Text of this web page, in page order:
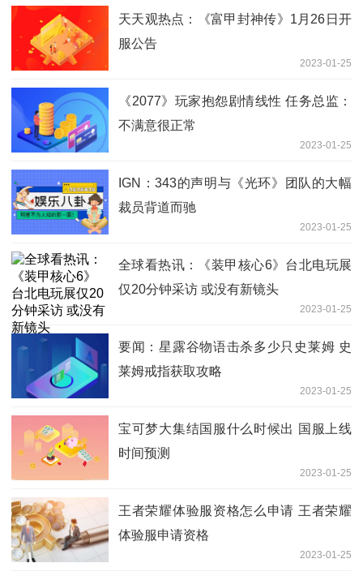
天天观热点：《富甲封神传》1月26日开
服公告
2023-01-25
《2077》玩家抱怨剧情线性 任务总监：
不满意很正常
2023-01-25
IGN：343的声明与《光环》团队的大幅
裁员背道而驰
2023-01-25
全球看热讯：《装甲核心6》台北电玩展
仅20分钟采访 或没有新镜头
2023-01-25
要闻：星露谷物语击杀多少只史莱姆 史
莱姆戒指获取攻略
2023-01-25
宝可梦大集结国服什么时候出 国服上线
时间预测
2023-01-25
王者荣耀体验服资格怎么申请 王者荣耀
体验服申请资格
2023-01-25